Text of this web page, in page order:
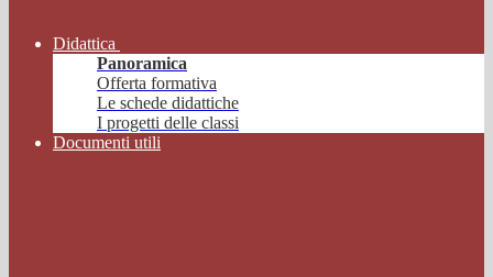
Didattica
Panoramica
Offerta formativa
Le schede didattiche
I progetti delle classi
Documenti utili